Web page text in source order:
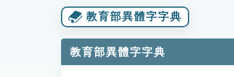
教育部異體字字典
教育部異體字字典